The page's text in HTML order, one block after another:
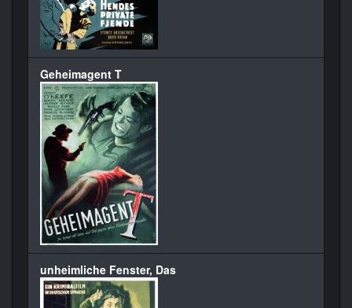
Geheimagent T
unheimliche Fenster, Das